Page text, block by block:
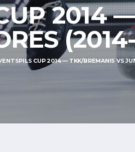
2014
CUP 2014 — TKK/BREMANIS VS